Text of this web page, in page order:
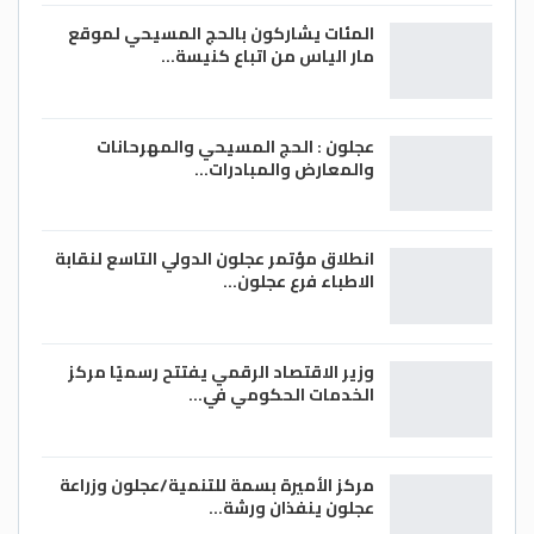
غلي أعواد القرفة بالماء ثم تصفيتها وتحلية
سويًا لتحصيل فوائد مُضاعفة للجسم.
إضافة القرفة المطحونة للحلويات والأطعمة
إضافة القرفة للحم الضأن المشوي مع الباذنجان
أضرار القرفة
بالرغم من فوائد القرفة إلا أن تناولها بكميات
رد فعل تحسسي:قد تؤدي القرفة لظهور بعض
المئات يشاركون بالحج المسيحي لموقع
مار الياس من اتباع كنيسة…
عجلون : الحج المسيحي والمهرحانات
والمعارض والمبادرات…
انطلاق مؤتمر عجلون الدولي التاسع لنقابة
الاطباء فرع عجلون…
وزير الاقتصاد الرقمي يفتتح رسميًا مركز
الخدمات الحكومي في…
مركز الأميرة بسمة للتنمية/عجلون وزراعة
عجلون ينفذان ورشة…